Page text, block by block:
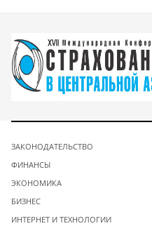
ЗАКОНОДАТЕЛЬСТВО
ФИНАНСЫ
ЭКОНОМИКА
БИЗНЕС
ИНТЕРНЕТ И ТЕХНОЛОГИИ